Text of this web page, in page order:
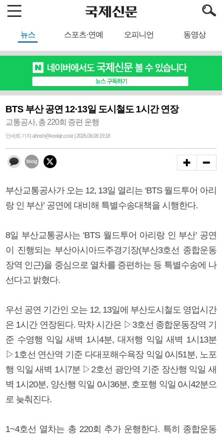
뉴스 스포츠·연예 오피니언 동영상
BTS 부산 공연 12·13일 도시철도 1시간 연장
교통공사, 총 220회 증편 운행
안세희 기자 ahnsh@kookje.co.kr | 2026.06.08 19:18
부산교통공사가 오는 12, 13일 열리는 ‘BTS 월드투어 아리
랑 인 부산’ 공연에 대비해 특별수송대책을 시행한다.
8일 부산교통공사는 ‘BTS 월드투어 아리랑 인 부산’ 공연
이 진행되는 부산아시아드주경기장(부산3호선 종합운동
장역 인근)을 중심으로 열차를 증편하는 등 특별수송에 나
선다고 밝혔다.
우선 공연 기간인 오는 12, 13일에 부산도시철도 영업시간
은 1시간 연장된다. 막차 시간은 ▷3호선 종합운동장역 기
준 수영행 익일 새벽 1시4분, 대저행 익일 새벽 1시13분
▷1호선 연산역 기준 다대포해수욕장 익일 0시51분, 노포
행 익일 새벽 1시7분 ▷2호선 광안역 기준 장산행 익일 새
벽 1시20분, 양산행 익일 0시36분, 호포행 익일 0시42분으
로 늦춰진다.
1~4호선 열차는 총 220회 추가 운행한다. 특히 종합운동